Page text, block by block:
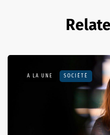
A LA UNE SOCIÉTÉ